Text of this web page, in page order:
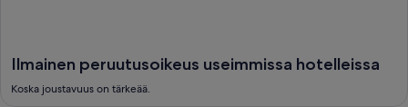
Ilmainen peruutusoikeus useimmissa hotelleissa
Koska joustavuus on tärkeää.